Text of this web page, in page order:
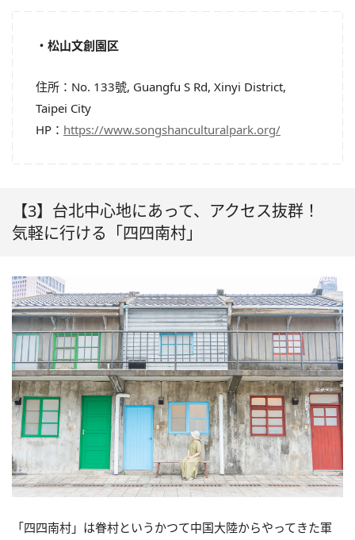
・松山文創園区
住所：No. 133號, Guangfu S Rd, Xinyi District,
Taipei City
HP： https://www.songshanculturalpark.org/
【3】台北中心地にあって、アクセス抜群！
気軽に行ける「四四南村」
「四四南村」は眷村というかつて中国大陸からやってきた軍